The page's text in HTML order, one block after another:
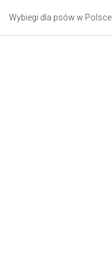
Wybiegi dla psów w Polsce